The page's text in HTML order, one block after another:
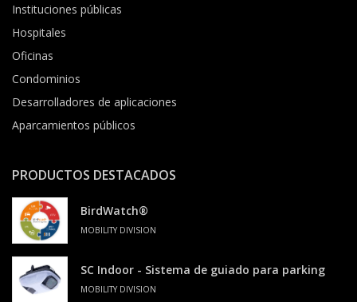
Instituciones públicas
Hospitales
Oficinas
Condominios
Desarrolladores de aplicaciones
Aparcamientos públicos
PRODUCTOS DESTACADOS
BirdWatch®
MOBILITY DIVISION
SC Indoor - Sistema de guiado para parking
MOBILITY DIVISION